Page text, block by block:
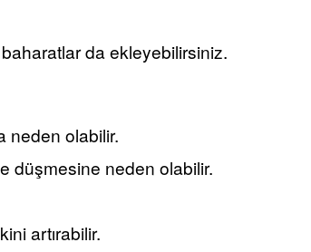
da ekleyebilirsiniz.
neden olabilir.
düşmesine neden olabilir.
artırabilir.